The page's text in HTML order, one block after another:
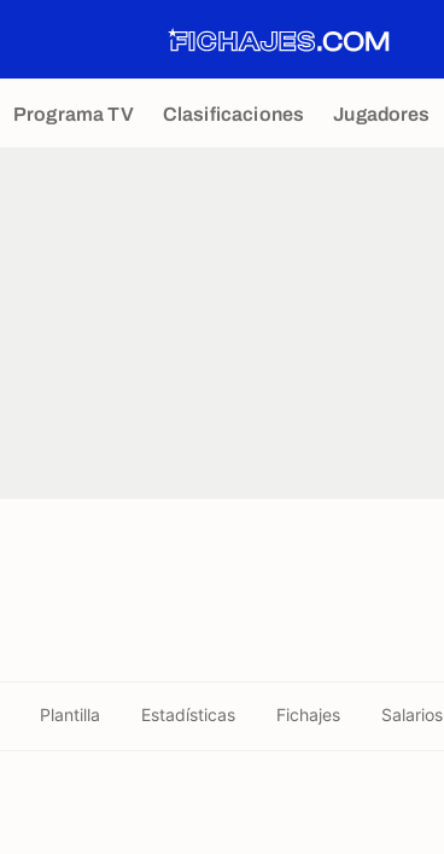
Programa TV Clasificaciones Jugadores
Plantilla Estadísticas Fichajes Salarios